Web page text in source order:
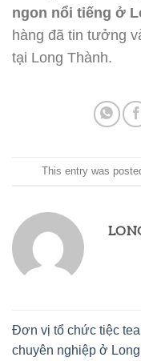
ngon nổi tiếng ở
hàng đã tin tưởng
tại Long Thành.
This entry was
Đơn vị tổ chức tiệc
chuyên nghiệp ở Long